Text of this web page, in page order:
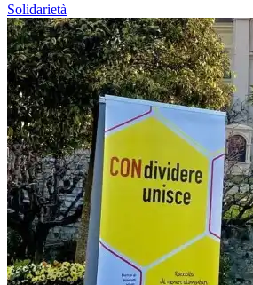
Solidarietà